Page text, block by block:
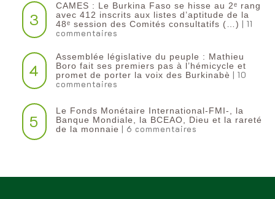
3
CAMES : Le Burkina Faso se hisse au 2ᵉ rang
avec 412 inscrits aux listes d’aptitude de la
48ᵉ session des Comités consultatifs (…) | 11
commentaires
4
Assemblée législative du peuple : Mathieu
Boro fait ses premiers pas à l’hémicycle et
promet de porter la voix des Burkinabè | 10
commentaires
5
Le Fonds Monétaire International-FMI-, la
Banque Mondiale, la BCEAO, Dieu et la rareté
de la monnaie | 6 commentaires